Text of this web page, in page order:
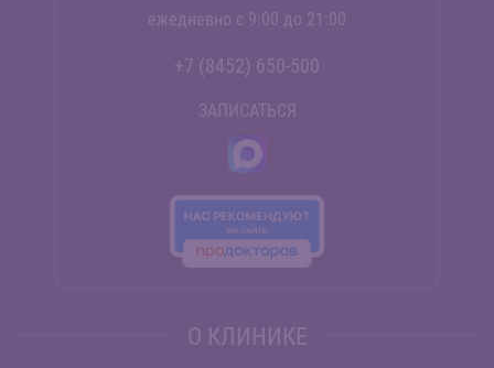
ежедневно с 9:00 до 21:00
+7 (8452) 650-500
ЗАПИСАТЬСЯ
О КЛИНИКЕ